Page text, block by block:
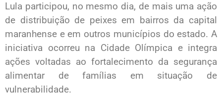
Lula participou, no mesmo dia, de mais uma ação
de distribuição de peixes em bairros da capital
maranhense e em outros municípios do estado. A
iniciativa ocorreu na Cidade Olímpica e integra
ações voltadas ao fortalecimento da segurança
alimentar de famílias em situação de
vulnerabilidade.